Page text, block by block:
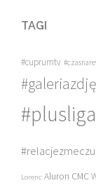
TAGI
#cuprumtv
#plusliga
#relacjezmeczu
Lorenc Aluron CMC